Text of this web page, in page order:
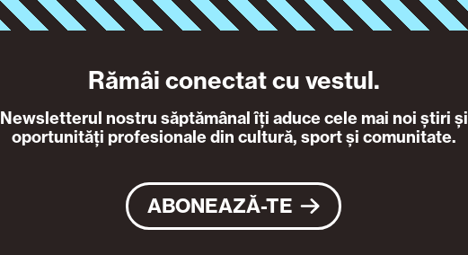
Rămâi conectat cu vestul.
Newsletterul nostru săptămânal îți aduce cele mai noi știri și
oportunități profesionale din cultură, sport și comunitate.
ABONEAZĂ-TE